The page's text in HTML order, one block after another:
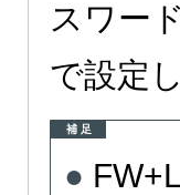
スワー
で設定
補 足